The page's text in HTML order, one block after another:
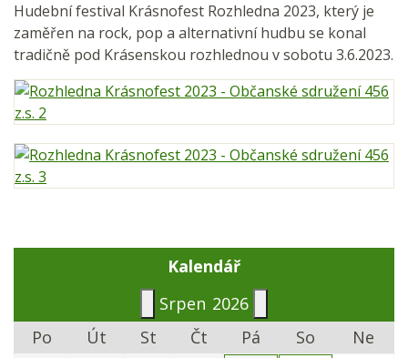
Hudební festival Krásnofest Rozhledna 2023, který je
zaměřen na rock, pop a alternativní hudbu se konal
tradičně pod Krásenskou rozhlednou v sobotu 3.6.2023.
Kalendář
Srpen 2026
Po
Út St Čt Pá So
Ne